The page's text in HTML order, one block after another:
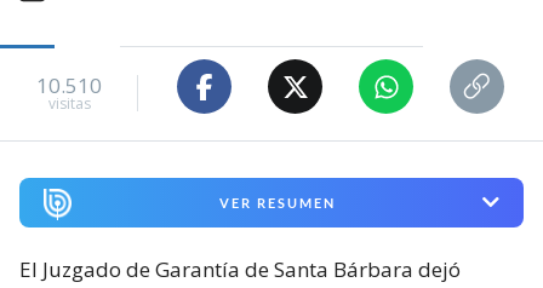
10.510
visitas
VER RESUMEN
El Juzgado de Garantía de Santa Bárbara dejó